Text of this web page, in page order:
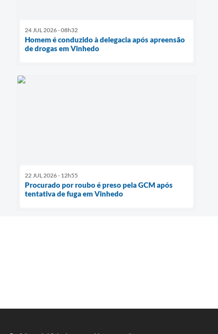
24 JUL 2026 - 08h32
Homem é conduzido à delegacia após apreensão
de drogas em Vinhedo
22 JUL 2026 - 12h55
Procurado por roubo é preso pela GCM após
tentativa de fuga em Vinhedo